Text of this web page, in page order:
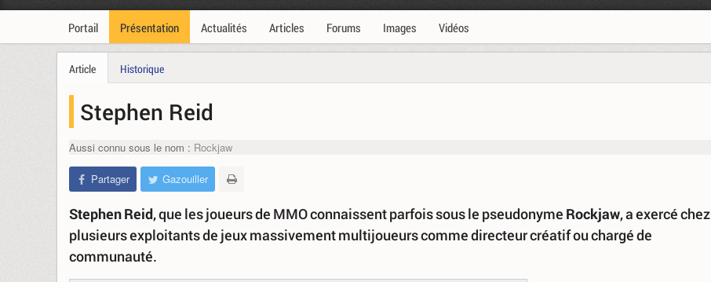
Portail Présentation Actualités Articles Forums Images Vidéos
Article Historique
Stephen Reid
Aussi connu sous le nom : Rockjaw
Partager Gazouiller
Stephen Reid, que les joueurs de MMO connaissent parfois sous le pseudonyme Rockjaw, a exercé chez
plusieurs exploitants de jeux massivement multijoueurs comme directeur créatif ou chargé de
communauté.